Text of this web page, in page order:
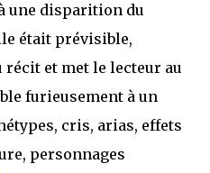
une disparition du
était prévisible,
et met le lecteur au
furieusement à un
cris, arias, effets
personnages